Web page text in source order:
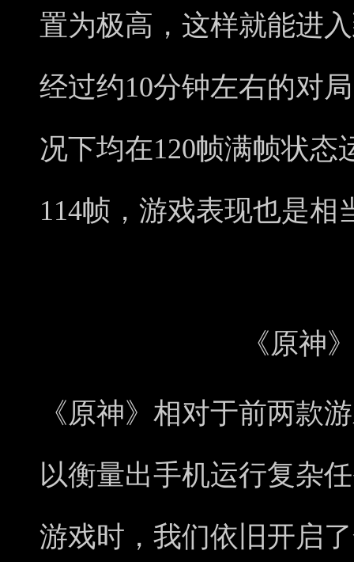
置为极高，这样就能进
经过约10分钟左右的对
况下均在120帧满帧状
114帧，游戏表现也是相
《原神
《原神》相对于前两款
以衡量出手机运行复杂
游戏时，我们依旧开启